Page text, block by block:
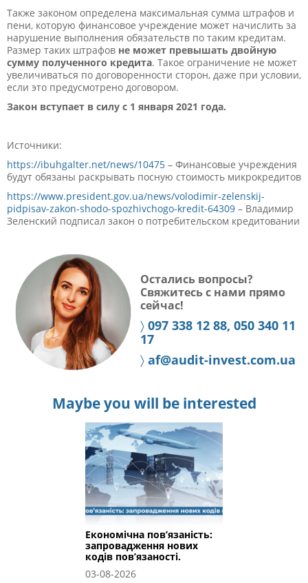
Также законом определена максимальная сумма штрафов и
пени, которую финансовое учреждение может начислить за
нарушение выполнения обязательств по таким кредитам.
Размер таких штрафов не может превышать двойную
сумму полученного кредита. Такое ограничение не может
увеличиваться по договоренности сторон, даже при условии,
если это предусмотрено договором.
Закон вступает в силу с 1 января 2021 года.
Источники:
https://ibuhgalter.net/news/10475 – Финансовые учреждения
будут обязаны раскрывать посную стоимость микрокредитов
https://www.president.gov.ua/news/volodimir-zelenskij-
pidpisav-zakon-shodo-spozhivchogo-kredit-64309 – Владимир
Зеленский подписал закон о потребительском кредитовании
Остались вопросы?
Свяжитесь с нами прямо
сейчас!
〉 097 338 12 88, 050 340 11
17
〉 af@audit-invest.com.ua
Maybe you will be interested
Економічна пов’язаність:
запровадження нових
кодів пов’язаності.
03-08-2026